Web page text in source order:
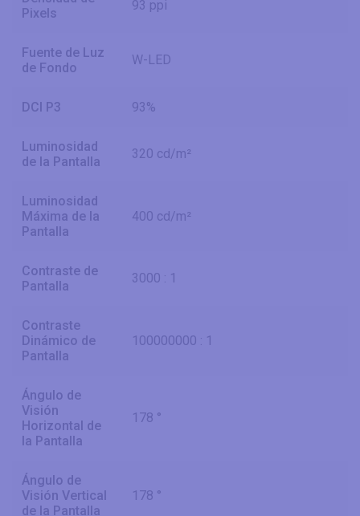
Pixels
93 ppi
Fuente de Luz
de Fondo
W-LED
DCI P3 93%
Luminosidad
de la Pantalla
320 cd/m²
Luminosidad
Máxima de la
Pantalla
400 cd/m²
Contraste de
Pantalla
3000 : 1
Contraste
Dinámico de
Pantalla
100000000 : 1
Ángulo de
Visión
Horizontal de
la Pantalla
178 °
Ángulo de
Visión Vertical
de la Pantalla
178 °